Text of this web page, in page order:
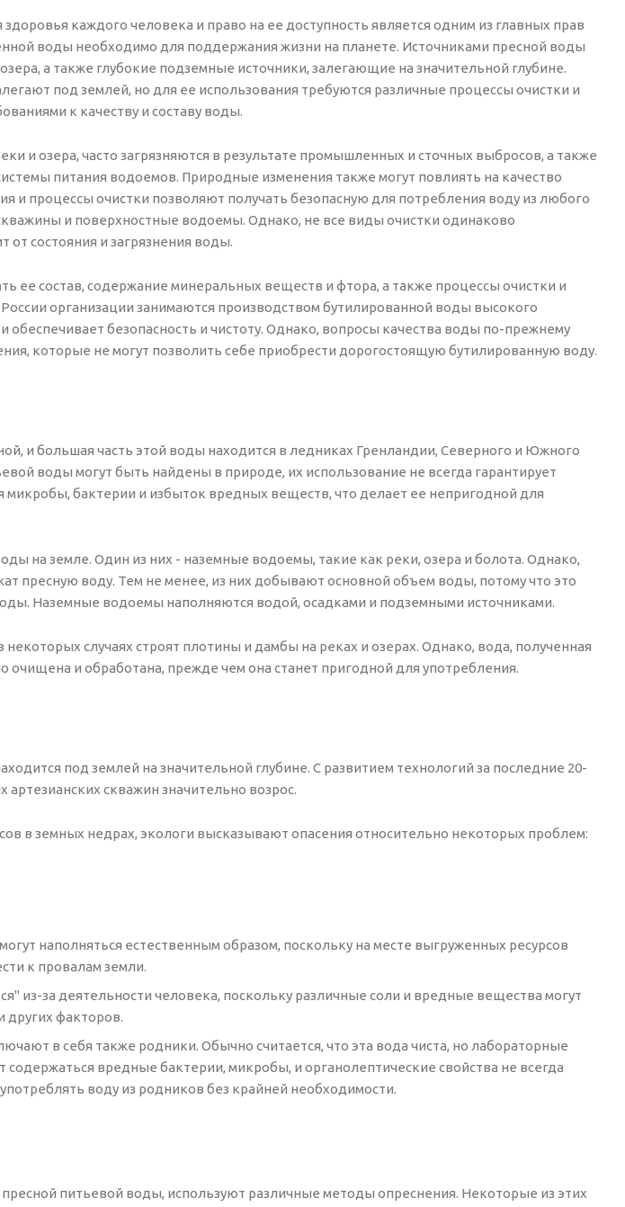
каждого человека и право на ее доступность является одним из главных прав
воды необходимо для поддержания жизни на планете. Источниками пресной воды
а также глубокие подземные источники, залегающие на значительной глубине.
под землей, но для ее использования требуются различные процессы очистки и
к качеству и составу воды.
и озера, часто загрязняются в результате промышленных и сточных выбросов, а также
питания водоемов. Природные изменения также могут повлиять на качество
и процессы очистки позволяют получать безопасную для потребления воду из любого
и поверхностные водоемы. Однако, не все виды очистки одинаково
состояния и загрязнения воды.
ее состав, содержание минеральных веществ и фтора, а также процессы очистки и
организации занимаются производством бутилированной воды высокого
обеспечивает безопасность и чистоту. Однако, вопросы качества воды по-прежнему
которые не могут позволить себе приобрести дорогостоящую бутилированную воду.
и большая часть этой воды находится в ледниках Гренландии, Северного и Южного
воды могут быть найдены в природе, их использование не всегда гарантирует
микробы, бактерии и избыток вредных веществ, что делает ее непригодной для
на земле. Один из них - наземные водоемы, такие как реки, озера и болота. Однако,
пресную воду. Тем не менее, из них добывают основной объем воды, потому что это
Наземные водоемы наполняются водой, осадками и подземными источниками.
случаях строят плотины и дамбы на реках и озерах. Однако, вода, полученная
очищена и обработана, прежде чем она станет пригодной для употребления.
под землей на значительной глубине. С развитием технологий за последние 20-
скважин значительно возрос.
в земных недрах, экологи высказывают опасения относительно некоторых проблем:
наполняться естественным образом, поскольку на месте выгруженных ресурсов
к провалам земли.
из-за деятельности человека, поскольку различные соли и вредные вещества могут
других факторов.
в себя также родники. Обычно считается, что эта вода чиста, но лабораторные
содержаться вредные бактерии, микробы, и органолептические свойства не всегда
воду из родников без крайней необходимости.
питьевой воды, используют различные методы опреснения. Некоторые из этих